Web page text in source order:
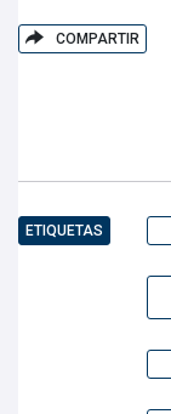
COMPARTIR
ETIQUETAS